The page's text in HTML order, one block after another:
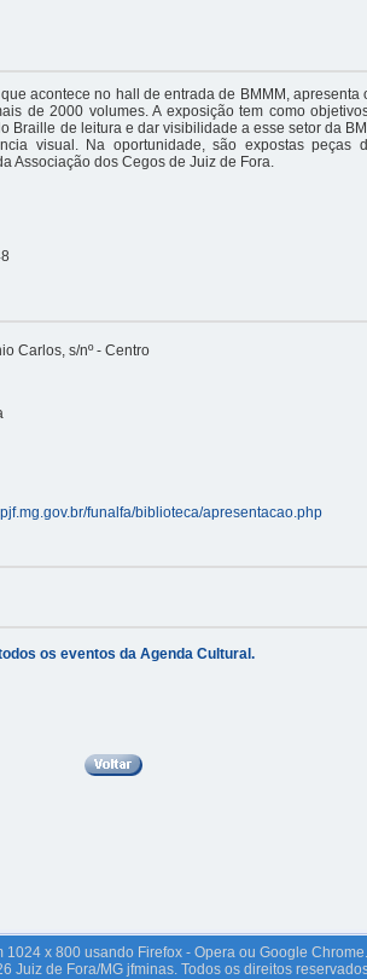
acontece no hall de entrada de BMMM, apresenta
de 2000 volumes. A exposição tem como
Braille de leitura e dar visibilidade a esse setor da
visual. Na oportunidade, são expostas peças
Associação dos Cegos de Juiz de Fora.
Carlos, s/nº - Centro
funalfa/biblioteca/apresentacao.php
os eventos da Agenda Cultural.
1024 x 800 usando Firefox - Opera ou Google Chrome.
Juiz de Fora/MG jfminas. Todos os direitos